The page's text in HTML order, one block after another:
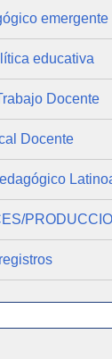
emergente
educativa
Docente
Docente